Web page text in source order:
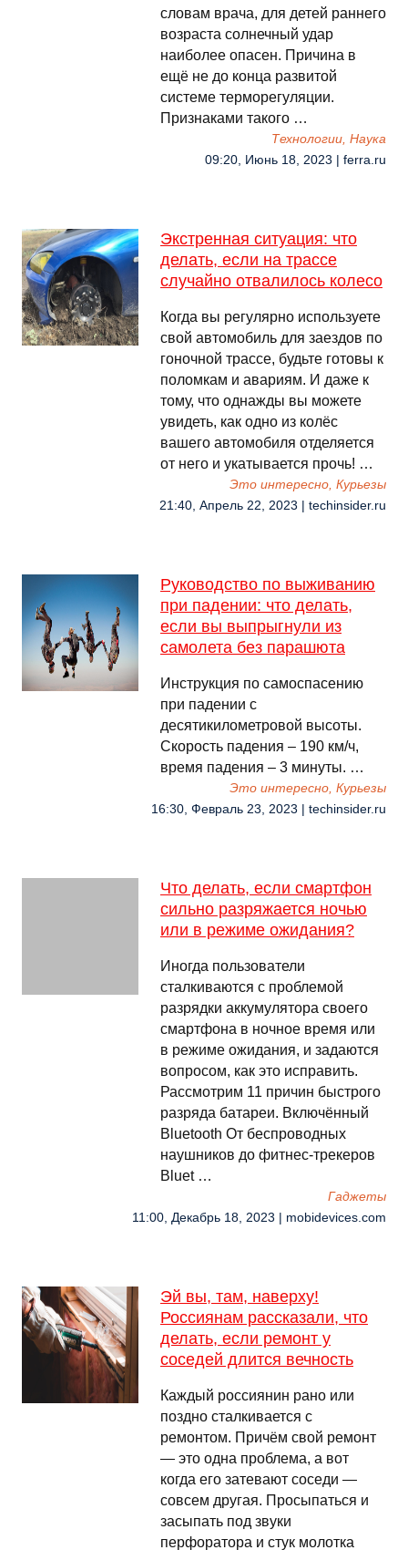
словам врача, для детей раннего
возраста солнечный удар
наиболее опасен. Причина в
ещё не до конца развитой
системе терморегуляции.
Признаками такого …
Технологии, Наука
09:20, Июнь 18, 2023 | ferra.ru
Экстренная ситуация: что
делать, если на трассе
случайно отвалилось колесо
Когда вы регулярно используете
свой автомобиль для заездов по
гоночной трассе, будьте готовы к
поломкам и авариям. И даже к
тому, что однажды вы можете
увидеть, как одно из колёс
вашего автомобиля отделяется
от него и укатывается прочь! …
Это интересно, Курьезы
21:40, Апрель 22, 2023 | techinsider.ru
Руководство по выживанию
при падении: что делать,
если вы выпрыгнули из
самолета без парашюта
Инструкция по самоспасению
при падении с
десятикилометровой высоты.
Скорость падения – 190 км/ч,
время падения – 3 минуты. …
Это интересно, Курьезы
16:30, Февраль 23, 2023 | techinsider.ru
Что делать, если смартфон
сильно разряжается ночью
или в режиме ожидания?
Иногда пользователи
сталкиваются с проблемой
разрядки аккумулятора своего
смартфона в ночное время или
в режиме ожидания, и задаются
вопросом, как это исправить.
Рассмотрим 11 причин быстрого
разряда батареи. Включённый
Bluetooth От беспроводных
наушников до фитнес-трекеров
Bluet …
Гаджеты
11:00, Декабрь 18, 2023 | mobidevices.com
Эй вы, там, наверху!
Россиянам рассказали, что
делать, если ремонт у
соседей длится вечность
Каждый россиянин рано или
поздно сталкивается с
ремонтом. Причём свой ремонт
— это одна проблема, а вот
когда его затевают соседи —
совсем другая. Просыпаться и
засыпать под звуки
перфоратора и стук молотка